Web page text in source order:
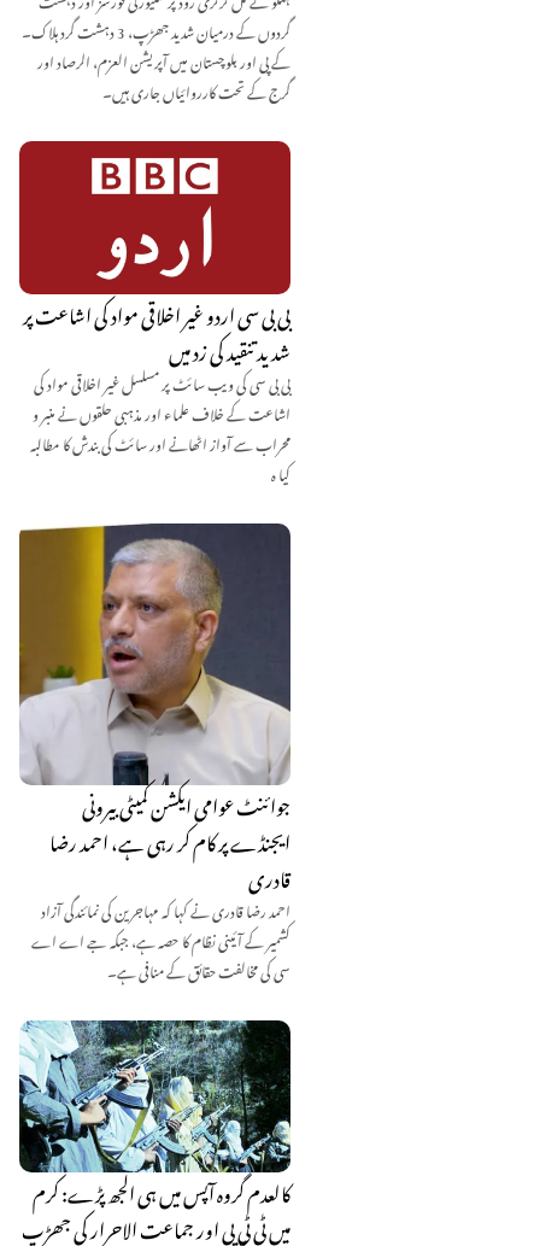
گردوں کے درمیان شدید جھڑپ، 3 دہشت گرد ہلاک۔
کے پی اور بلوچستان میں آپریشن العزم، الرصاد اور
گرج کے تحت کارروائیاں جاری ہیں۔
بی بی سی اردو غیر اخلاقی مواد کی اشاعت پر
شدید تنقید کی زد میں
بی بی سی کی ویب سائٹ پر مسلسل غیر اخلاقی مواد کی
اشاعت کے خلاف علماء اور مذہبی حلقوں نے منبر و
محراب سے آواز اٹھانے اور سائٹ کی بندش کا مطالبہ
کیا ہ
جوائنٹ عوامی ایکشن کمیٹی بیرونی
ایجنڈے پر کام کر رہی ہے، احمد رضا
قادری
احمد رضا قادری نے کہا کہ مہاجرین کی نمائندگی آزاد
کشمیر کے آئینی نظام کا حصہ ہے، جبکہ جے اے اے
سی کی مخالفت حقائق کے منافی ہے۔
کالعدم گروہ آپس میں ہی الجھ پڑے: کرم
میں ٹی ٹی پی اور جماعت الاحرار کی جھڑپ